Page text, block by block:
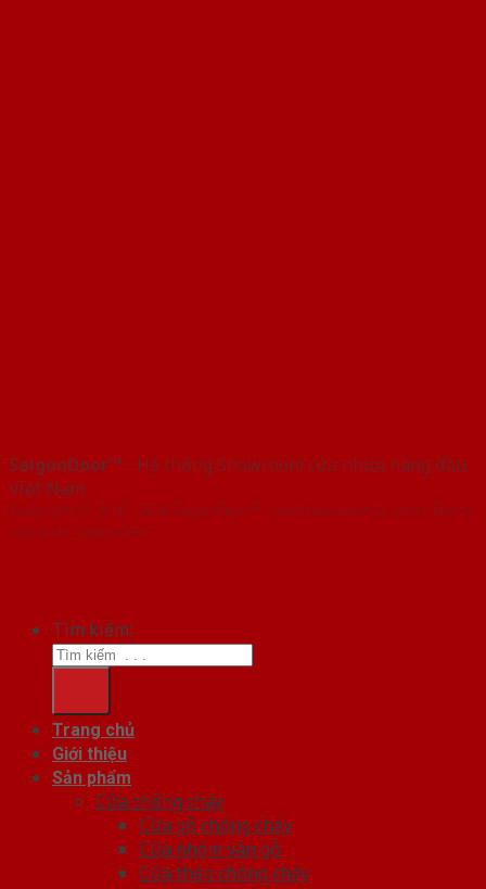
SaigonDoor™ - Hệ thống Showroom cửa nhựa hàng đầu
Việt Nam
Copyright ⓒ 2016 – 2026 SaigonDoor™ - www.bancuanhua.com | Đơn vị
chủ quản SaigonDoor
Tìm kiếm:
Trang chủ
Giới thiệu
Sản phẩm
Cửa chống cháy
Cửa gỗ chống cháy
Cửa nhôm vân gỗ
Cửa thép chống cháy